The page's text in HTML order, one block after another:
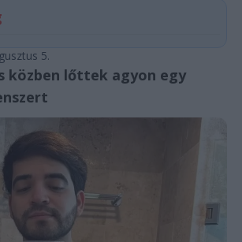
5.
közben lőttek agyon egy